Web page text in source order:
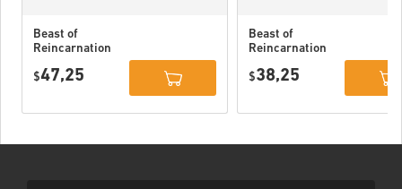
Beast of
Reincarnation
PC (STEAM)
$47,25
Beast of
Reincarnation
$38,25